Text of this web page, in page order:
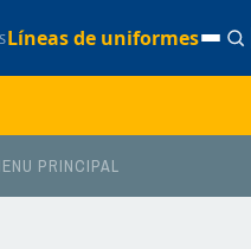
Líneas de uniformes
PRINCIPAL